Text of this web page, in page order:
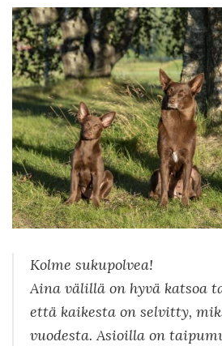
Kolme sukupolvea!
Aina välillä on hyvä katsoa
että kaikesta on selvitty,
vuodesta. Asioilla on